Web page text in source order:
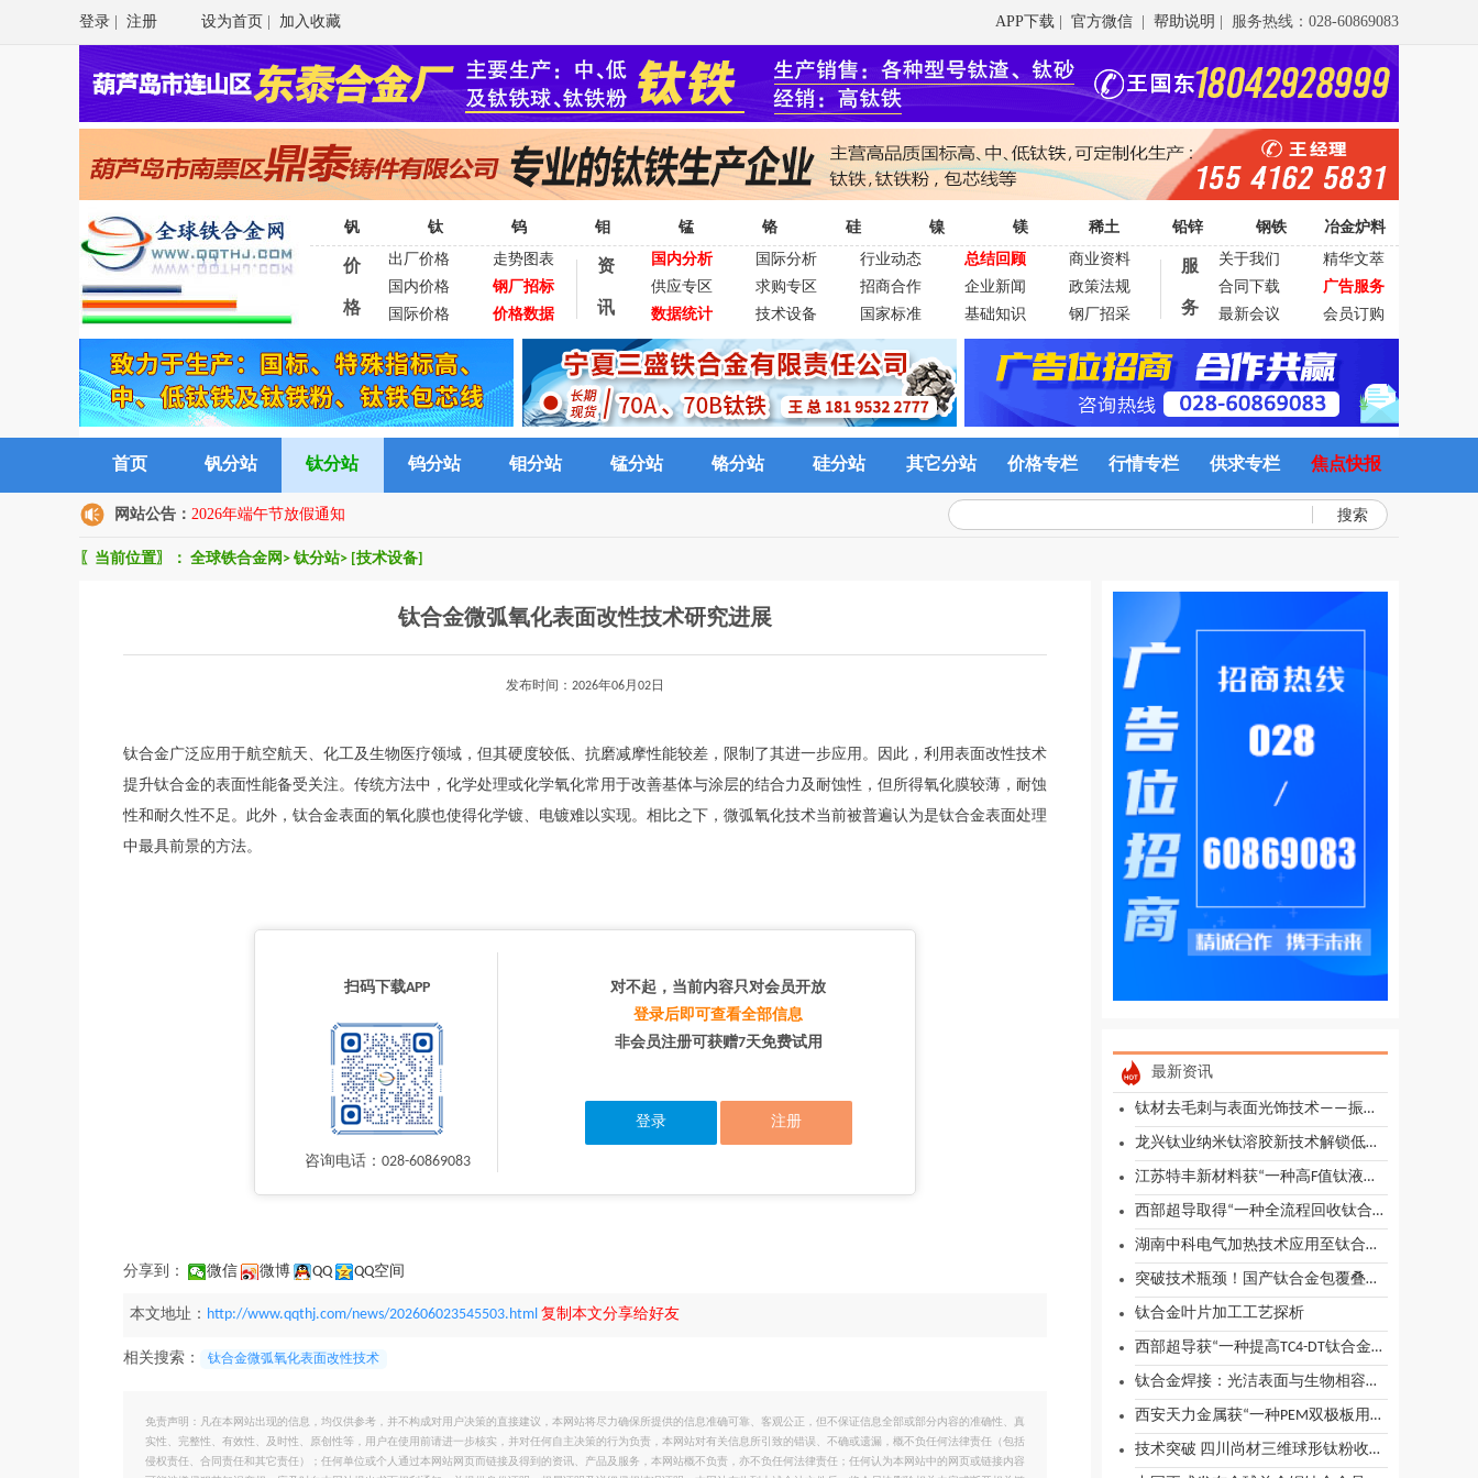
登录 注册 设为首页 加入收藏 APP下载 官方微信 帮助说明 | 服务热线：028-60869083
钒 钛 钨 钼 锰 铬 硅 镍 镁 稀土 铅锌 钢铁 冶金炉料
价
格
出厂价格
走势图表
国内价格
钢厂招标
国际价格
价格数据
资
讯
国内分析 国际分析 行业动态 总结回顾
商业资料
供应专区
求购专区 招商合作 企业新闻
政策法规
数据统计
技术设备 国家标准 基础知识 钢厂招采
服
务
关于我们
精华文萃
合同下载
广告服务
最新会议
会员订购
首页 钒分站 钛分站 钨分站 钼分站 锰分站 铬分站 硅分站 其它分站 价格专栏 行情专栏 供求专栏 焦点快报
网站公告： 2026年端午节放假通知 搜索
〖当前位置〗： 全球铁合金网 > 钛分站> [技术设备]
钛合金微弧氧化表面改性技术研究进展
发布时间：2026年06月02日
钛合金广泛应用于航空航天、化工及生物医疗领域，但其硬度较低、抗磨减摩性能较差，限制了其进一步应用。因此，利用表面改性技术
提升钛合金的表面性能备受关注。传统方法中，化学处理或化学氧化常用于改善基体与涂层的结合力及耐蚀性，但所得氧化膜较薄，耐蚀
性和耐久性不足。此外，钛合金表面的氧化膜也使得化学镀、电镀难以实现。相比之下，微弧氧化技术当前被普遍认为是钛合金表面处理
中最具前景的方法。
扫码下载APP
咨询电话：028-60869083
对不起，当前内容只对会员开放
登录后即可查看全部信息
非会员注册可获赠7天免费试用
登录 注册
分享到： 微信 微博 QQ QQ空间
本文地址： http://www.qqthj.com/news/202606023545503.html 复制本文分享给好友
相关搜索： 钛合金微弧氧化表面改性技术
免责声明：凡在本网站出现的信息，均仅供参考，并不构成对用户决策的直接建议，本网站将尽力确保所提供的信息准确可靠、客观公正，但不保证信息全部或部分内容的准确性、真
实性、完整性、有效性、及时性、原创性等，用户在使用前请进一步核实，并对任何自主决策的行为负责，本网站对有关信息所引致的错误、不确或遗漏，概不负任何法律责任（包括
侵权责任、合同责任和其它责任）；任何单位或个人通过本网站网页而链接及得到的资讯、产品及服务，本网站概不负责，亦不负任何法律责任；任何认为本网站中的网页或链接内容
最新资讯
钛材去毛刺与表面光饰技术——振动磨削法
龙兴钛业纳米钛溶胶新技术解锁低温烟气脱硫脱硝新路径
江苏特丰新材料获“一种高F值钛液的水解方法及水解料和钛白粉”专利授权
西部超导取得“一种全流程回收钛合金铸锭扒皮屑的方法”专利
湖南中科电气加热技术应用至钛合金生产领域
突破技术瓶颈！国产钛合金包覆叠轧工艺实现自主量产
钛合金叶片加工工艺探析
西部超导获“一种提高TC4-DT钛合金组织性能均匀性的锻造方法”专利授权
钛合金焊接：光洁表面与生物相容性解决方案
西安天力金属获“一种PEM双极板用钛框/钛板/钛框复合结构及其制备方法”专利授权
技术突破 四川尚材三维球形钛粉收得率达90%以上